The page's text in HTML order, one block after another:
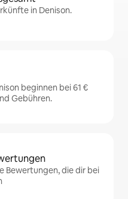
in Denison.
beginnen bei 61 €
Gebühren.
Bewertungen, die dir bei